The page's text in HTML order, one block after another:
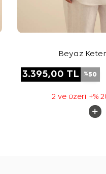
Beyaz
3.395,00 TL %50
2 ve üzeri +%